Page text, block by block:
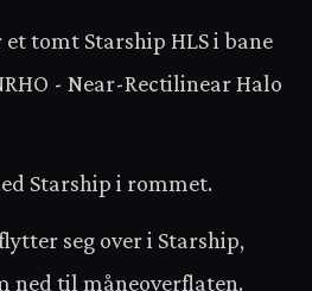
tomt Starship HLS i bane
- Near-Rectilinear Halo
Starship i rommet.
seg over i Starship,
ned til måneoverflaten.